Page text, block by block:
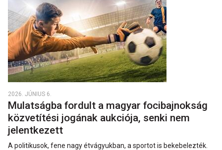
2026. JÚNIUS 6.
Mulatságba fordult a magyar focibajnokság
közvetítési jogának aukciója, senki nem
jelentkezett
A politikusok, fene nagy étvágyukban, a sportot is bekebelezték.